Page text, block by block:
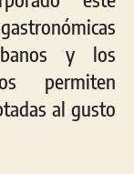
y los
permiten
al gusto